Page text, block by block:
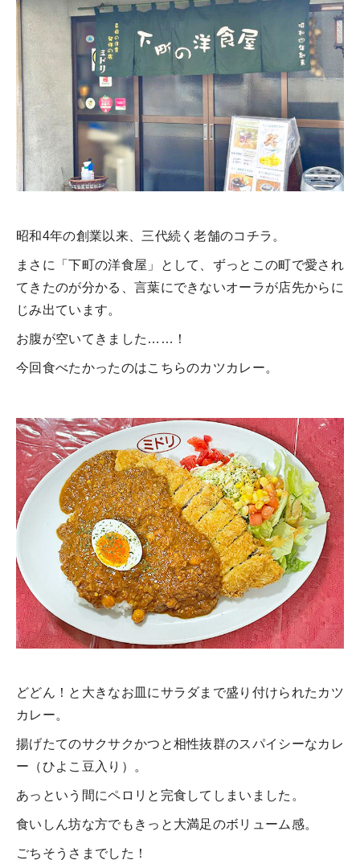
昭和4年の創業以来、三代続く老舗のコチラ。
まさに「下町の洋食屋」として、ずっとこの町で愛され
てきたのが分かる、言葉にできないオーラが店先からに
じみ出ています。
お腹が空いてきました……！
今回食べたかったのはこちらのカツカレー。
どどん！と大きなお皿にサラダまで盛り付けられたカツ
カレー。
揚げたてのサクサクかつと相性抜群のスパイシーなカレ
ー（ひよこ豆入り）。
あっという間にペロリと完食してしまいました。
食いしん坊な方でもきっと大満足のボリューム感。
ごちそうさまでした！